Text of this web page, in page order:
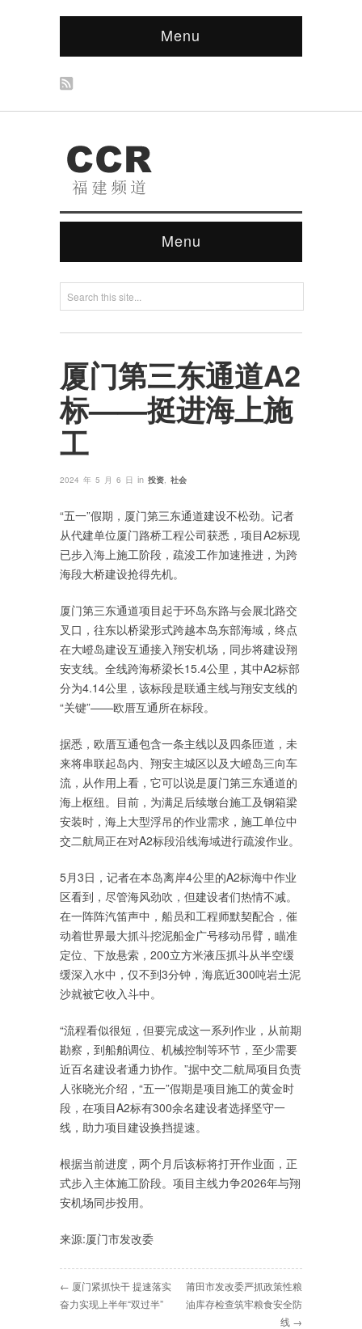
Menu
Menu
厦门第三东通道A2
标——挺进海上施
工
2024 年 5 月 6 日 in 投资, 社会
“五一”假期，厦门第三东通道建设不松劲。记者
从代建单位厦门路桥工程公司获悉，项目A2标现
已步入海上施工阶段，疏浚工作加速推进，为跨
海段大桥建设抢得先机。
厦门第三东通道项目起于环岛东路与会展北路交
叉口，往东以桥梁形式跨越本岛东部海域，终点
在大嶝岛建设互通接入翔安机场，同步将建设翔
安支线。全线跨海桥梁长15.4公里，其中A2标部
分为4.14公里，该标段是联通主线与翔安支线的
“关键”——欧厝互通所在标段。
据悉，欧厝互通包含一条主线以及四条匝道，未
来将串联起岛内、翔安主城区以及大嶝岛三向车
流，从作用上看，它可以说是厦门第三东通道的
海上枢纽。目前，为满足后续墩台施工及钢箱梁
安装时，海上大型浮吊的作业需求，施工单位中
交二航局正在对A2标段沿线海域进行疏浚作业。
5月3日，记者在本岛离岸4公里的A2标海中作业
区看到，尽管海风劲吹，但建设者们热情不减。
在一阵阵汽笛声中，船员和工程师默契配合，催
动着世界最大抓斗挖泥船金广号移动吊臂，瞄准
定位、下放悬索，200立方米液压抓斗从半空缓
缓深入水中，仅不到3分钟，海底近300吨岩土泥
沙就被它收入斗中。
“流程看似很短，但要完成这一系列作业，从前期
勘察，到船舶调位、机械控制等环节，至少需要
近百名建设者通力协作。”据中交二航局项目负责
人张晓光介绍，“五一”假期是项目施工的黄金时
段，在项目A2标有300余名建设者选择坚守一
线，助力项目建设换挡提速。
根据当前进度，两个月后该标将打开作业面，正
式步入主体施工阶段。项目主线力争2026年与翔
安机场同步投用。
来源:厦门市发改委
← 厦门紧抓快干 提速落实
奋力实现上半年“双过半”
莆田市发改委严抓政策性粮
油库存检查筑牢粮食安全防
线 →